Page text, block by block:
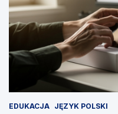
EDUKACJA JĘZYK POLSKI